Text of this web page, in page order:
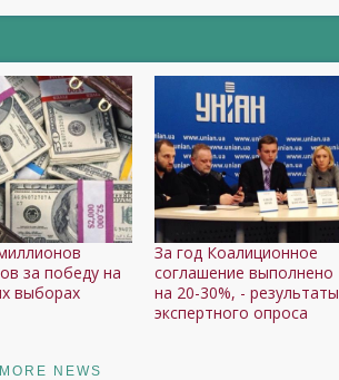
за победу на
выборах
За год Коалиционное
соглашение выполнено
на 20-30%, - результаты
экспертного опроса
NEWS